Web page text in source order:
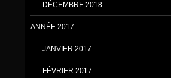
DÉCEMBRE 2018
ANNÉE 2017
JANVIER 2017
FÉVRIER 2017